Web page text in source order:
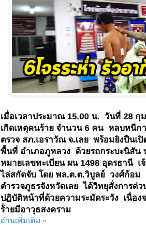
เมื่อเวลาประมาณ 15.00 น. วันที่ 28 กุ
เกิดเหตุคนร้าย จำนวน 6 คน หลบหนีก
ตรวจ สภ.เอราวัณ จ.เลย พร้อมยิงปืนเ
พื้นที่ อำเภอภูหลวง ด้วยรถกระบะนิสัน
หมายเลขทะเบียน ผน 1498 อุดรธานี เ
ไล่สกัดจับ โดย พล.ต.ต.วิบูลย์ วงศ์ก้อม
ตำรวจภูธรจังหวัดเลย ได้วิทยุสั่งการด่
ปฏิบัติหน้าที่ด้วยความระมัดระวัง เนื่อ
ร้่ายมีอาวุธสงคราม
อ่านเพิ่มเติม »